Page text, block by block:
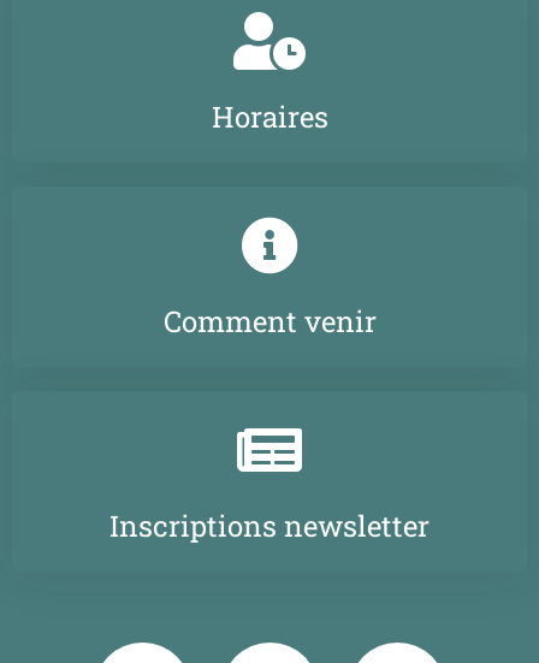
Horaires
Comment venir
Inscriptions newsletter